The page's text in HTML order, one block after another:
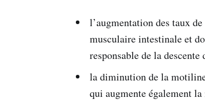
l’augmentation des taux
musculaire intestinale et
responsable de la
la diminution de la
qui augmente également